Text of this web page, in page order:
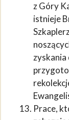
z Góry
istnieje
zyskania
Prace,